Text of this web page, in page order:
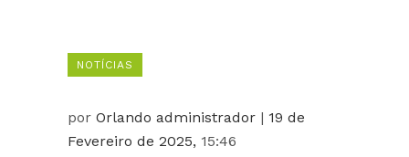
NOTÍCIAS
por Orlando administrador | 19 de
Fevereiro de 2025, 15:46